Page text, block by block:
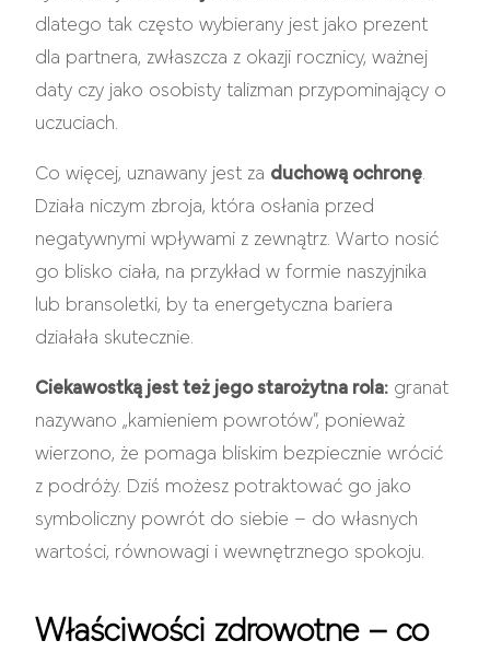
dlatego tak często wybierany jest jako prezent
dla partnera, zwłaszcza z okazji rocznicy, ważnej
daty czy jako osobisty talizman przypominający o
uczuciach.
Co więcej, uznawany jest za duchową ochronę.
Działa niczym zbroja, która osłania przed
negatywnymi wpływami z zewnątrz. Warto nosić
go blisko ciała, na przykład w formie naszyjnika
lub bransoletki, by ta energetyczna bariera
działała skutecznie.
Ciekawostką jest też jego starożytna rola: granat
nazywano „kamieniem powrotów”, ponieważ
wierzono, że pomaga bliskim bezpiecznie wrócić
z podróży. Dziś możesz potraktować go jako
symboliczny powrót do siebie – do własnych
wartości, równowagi i wewnętrznego spokoju.
Właściwości zdrowotne – co